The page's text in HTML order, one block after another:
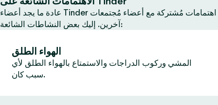
عادة ما يجد أعضاء Tinder اهتمامات مُشتركة مع أعضاء مُجتمعات
آخرين. إليك بعض النشاطات الشائعة:
الهواء الطلق
المشي وركوب الدراجات والاستمتاع بالهواء الطلق لأي
سبب كان.